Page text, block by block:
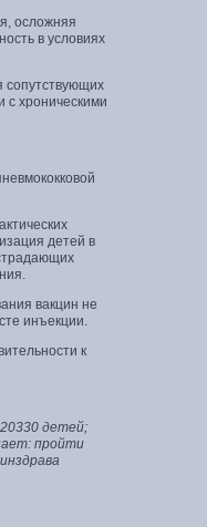
осложняя
в условиях
сопутствующих
с хроническими
детей в
вакцин не
инъекции.
к
детей;
пройти